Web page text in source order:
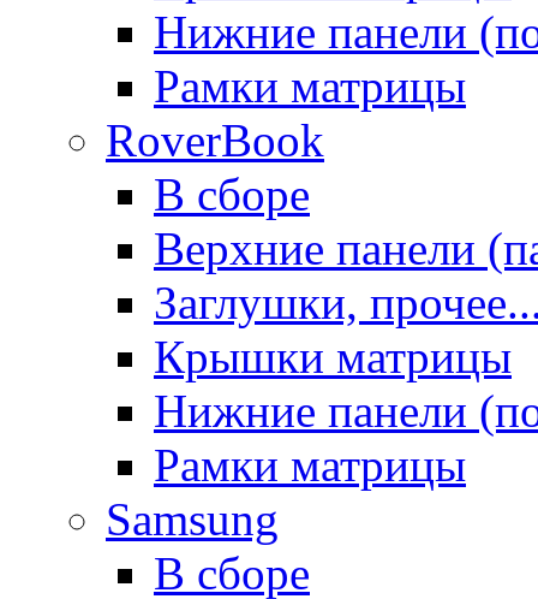
Нижние панели
Рамки матрицы
RoverBook
В сборе
Верхние панели
Заглушки,
Крышки матрицы
Нижние панели
Рамки матрицы
Samsung
В сборе